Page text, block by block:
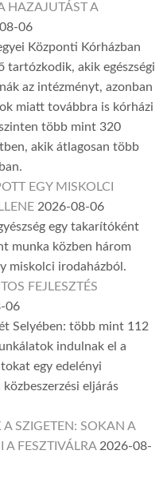
HAZAJUTÁST A
06
Központi Kórházban
tartózkodik, akik egészségi
az intézményt, azonban
miatt továbbra is kórházi
több mint 320
akik átlagosan több
EGY MISKOLCI
2026-08-06
egy takarítóként
munka közben három
miskolci irodaházból.
FEJLESZTÉS
06
Selyében: több mint 112
indulnak el a
egy edelényi
eljárás
SZIGETEN: SOKAN A
FESZTIVÁLRA 2026-08-